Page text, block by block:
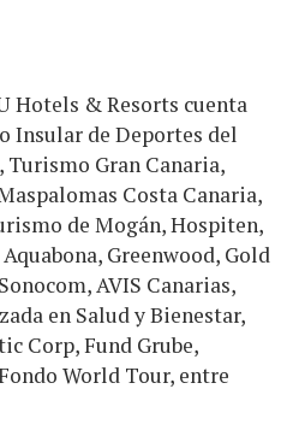
Hotels & Resorts cuenta
Insular de Deportes del
Turismo Gran Canaria,
Costa Canaria,
de Mogán, Hospiten,
Greenwood, Gold
AVIS Canarias,
en Salud y Bienestar,
Corp, Fund Grube,
World Tour, entre